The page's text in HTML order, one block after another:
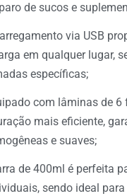
de sucos e
via USB
em qualquer lugar,
específicas;
com lâminas de 6
mais eficiente,
e suaves;
de 400ml é perfeita
sendo ideal